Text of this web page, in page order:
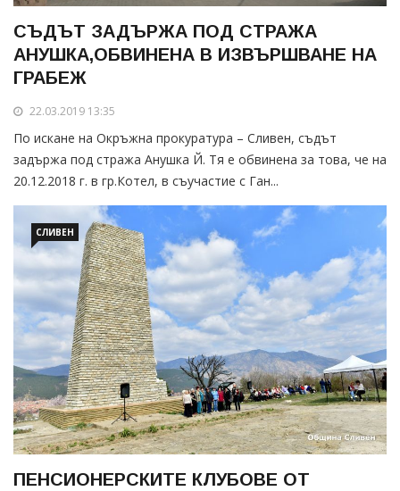
СЪДЪТ ЗАДЪРЖА ПОД СТРАЖА
АНУШКА,ОБВИНЕНА В ИЗВЪРШВАНЕ НА
ГРАБЕЖ
22.03.2019 13:35
По искане на Окръжна прокуратура – Сливен, съдът
задържа под стража Анушка Й. Тя е обвинена за това, че на
20.12.2018 г. в гр.Котел, в съучастие с Ган...
СЛИВЕН
ПЕНСИОНЕРСКИТЕ КЛУБОВЕ ОТ